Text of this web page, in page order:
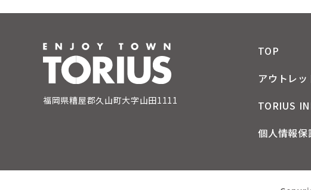
福岡県糟屋郡久山町大字山田1111
TOP
アウトレッ
TORIUS
個人情報